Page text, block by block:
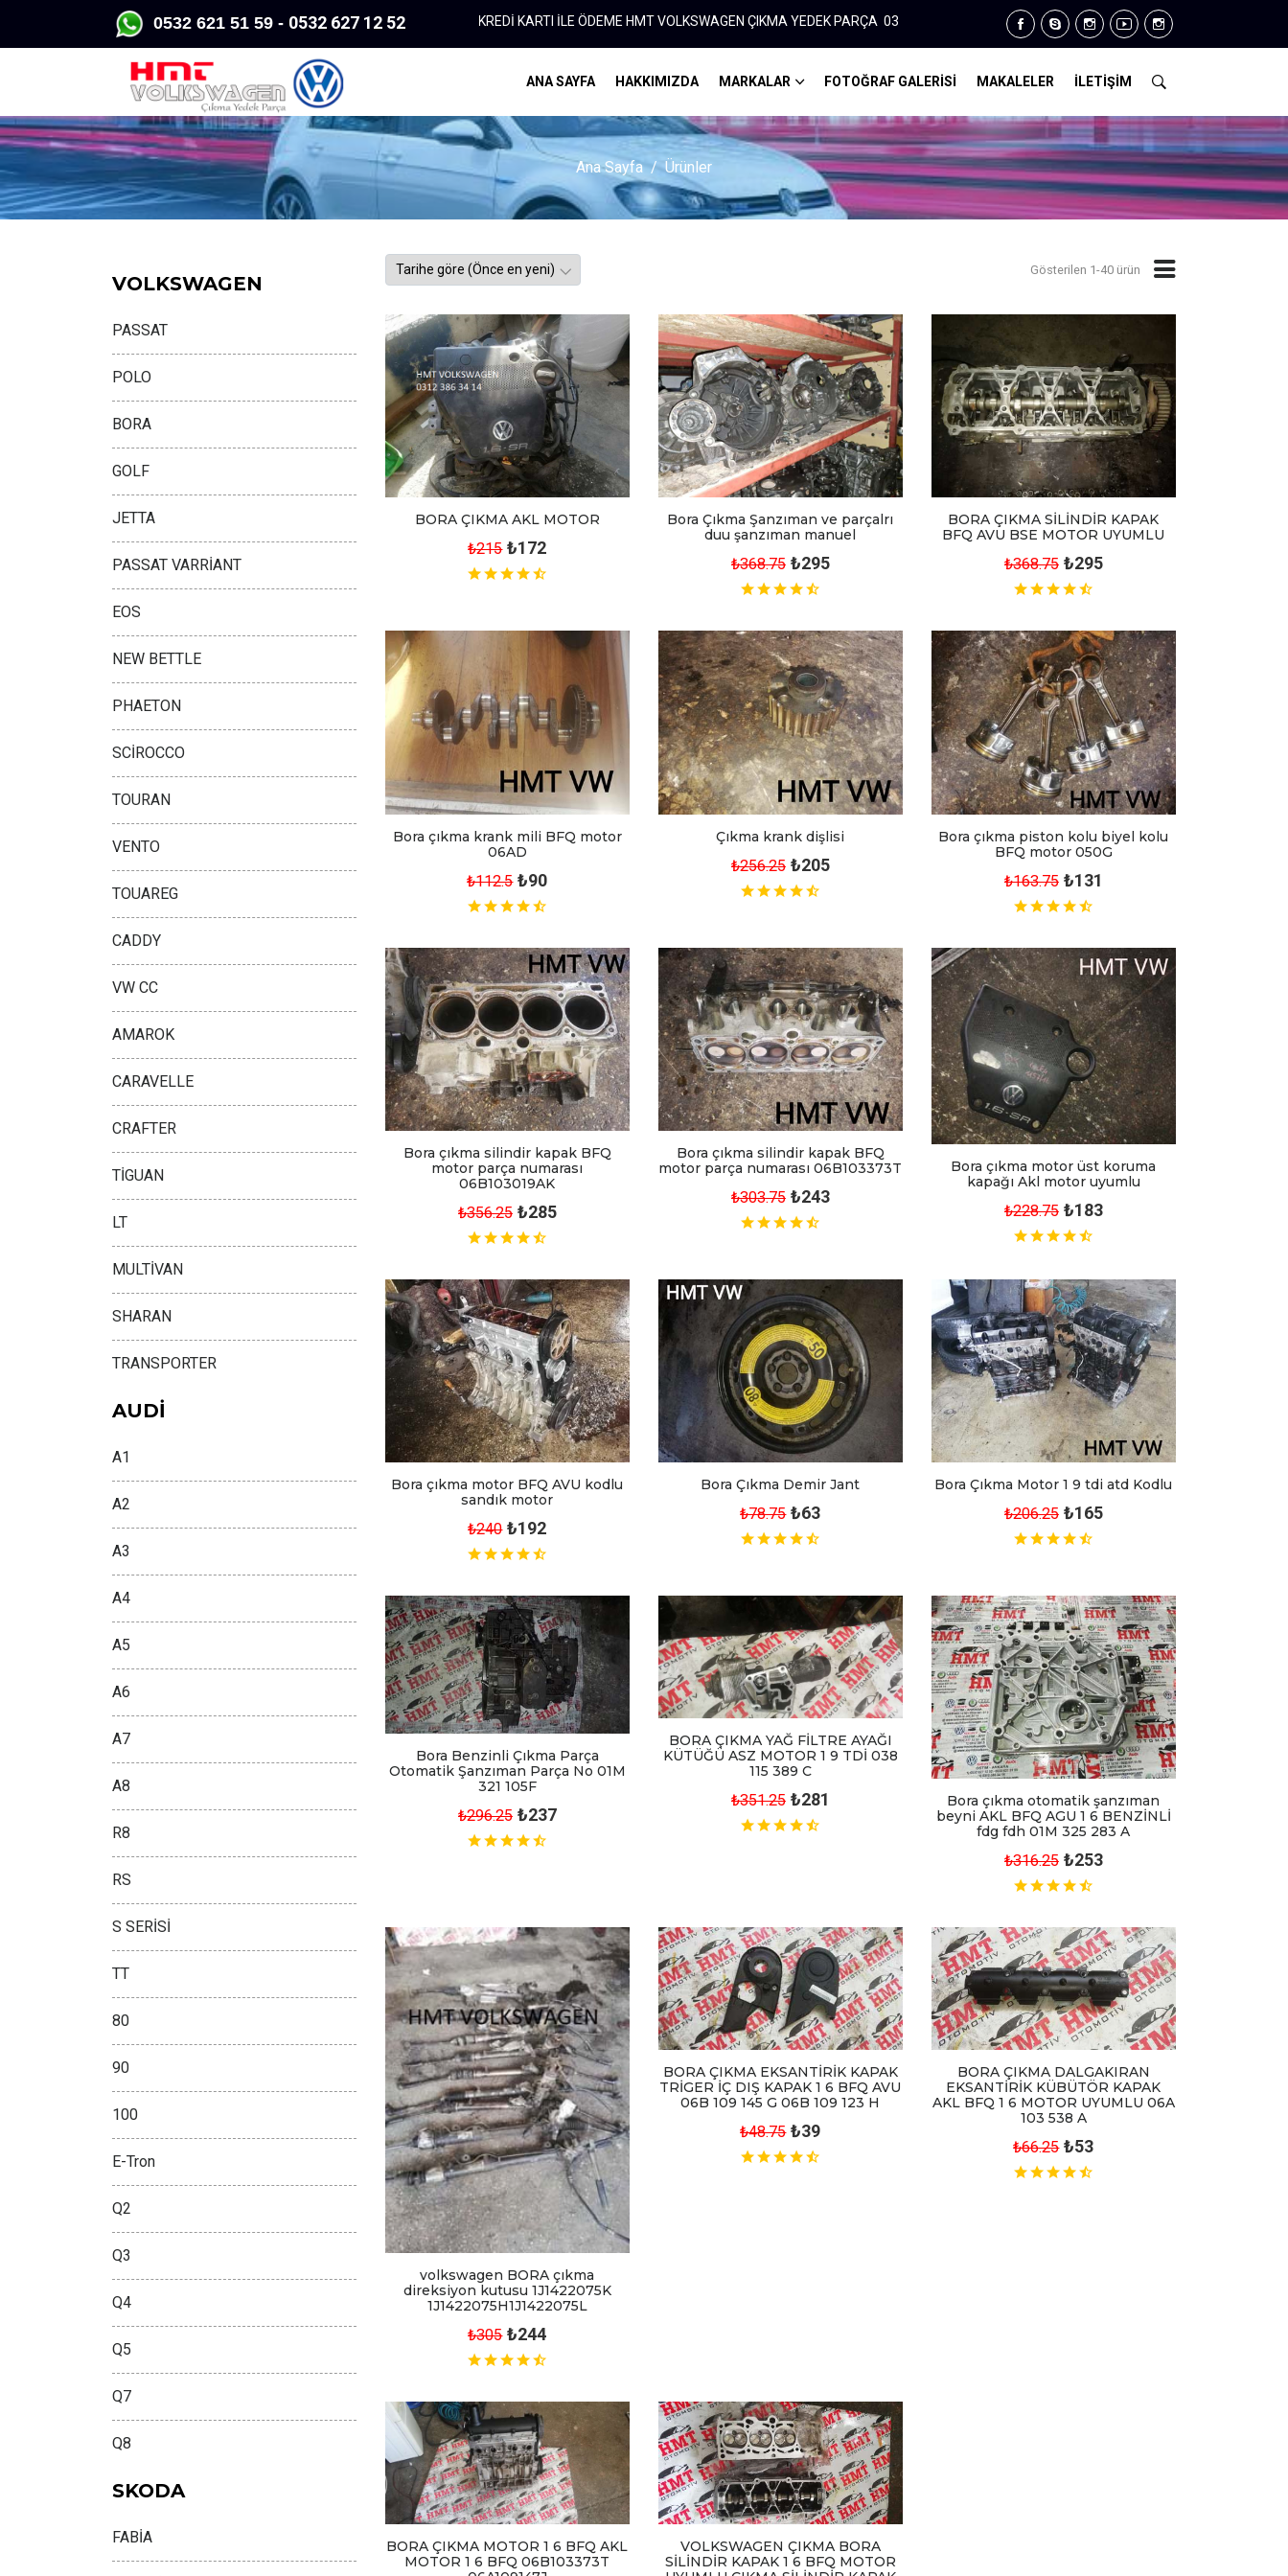
0532 621 51 59 - 0532 627 12 52KREDİ KARTI İLE ÖDEME HMT VOLKSWAGEN ÇIKMA YEDEK PARÇA 0312 386 34 14
ANA SAYFA HAKKIMIZDA MARKALAR FOTOĞRAF GALERİSİ MAKALELER İLETİŞİM
Ana Sayfa Ürünler
Gösterilen 1-40 ürün
BORA ÇIKMA AKL MOTOR
₺215 ₺172
Bora Çıkma Şanzıman ve parçalrı
duu şanzıman manuel
₺368.75 ₺295
BORA ÇIKMA SİLİNDİR KAPAK
BFQ AVU BSE MOTOR UYUMLU
₺368.75 ₺295
Bora çıkma krank mili BFQ motor
06AD
₺112.5 ₺90
Çıkma krank dişlisi
₺256.25 ₺205
Bora çıkma piston kolu biyel kolu
BFQ motor 050G
₺163.75 ₺131
Bora çıkma silindir kapak BFQ
motor parça numarası
06B103019AK
₺356.25 ₺285
Bora çıkma silindir kapak BFQ
motor parça numarası 06B103373T
₺303.75 ₺243
Bora çıkma motor üst koruma
kapağı Akl motor uyumlu
₺228.75 ₺183
Bora çıkma motor BFQ AVU kodlu
sandık motor
₺240 ₺192
Bora Çıkma Demir Jant
₺78.75 ₺63
Bora Çıkma Motor 1 9 tdi atd Kodlu
₺206.25 ₺165
Bora Benzinli Çıkma Parça
Otomatik Şanzıman Parça No 01M
321 105F
₺296.25 ₺237
BORA ÇIKMA YAĞ FİLTRE AYAĞI
KÜTÜĞÜ ASZ MOTOR 1 9 TDİ 038
115 389 C
₺351.25 ₺281
Bora çıkma otomatik şanzıman
beyni AKL BFQ AGU 1 6 BENZİNLİ
fdg fdh 01M 325 283 A
₺316.25 ₺253
volkswagen BORA çıkma
direksiyon kutusu 1J1422075K
1J1422075H1J1422075L
₺305 ₺244
BORA ÇIKMA EKSANTİRİK KAPAK
TRİGER İÇ DIŞ KAPAK 1 6 BFQ AVU
06B 109 145 G 06B 109 123 H
₺48.75 ₺39
BORA ÇIKMA DALGAKIRAN
EKSANTİRİK KÜBÜTÖR KAPAK
AKL BFQ 1 6 MOTOR UYUMLU 06A
103 538 A
₺66.25 ₺53
BORA ÇIKMA MOTOR 1 6 BFQ AKL
MOTOR 1 6 BFQ 06B103373T
VOLKSWAGEN ÇIKMA BORA
SİLİNDİR KAPAK 1 6 BFQ MOTOR
VOLKSWAGEN
PASSAT
POLO
BORA
GOLF
JETTA
PASSAT VARRİANT
EOS
NEW BETTLE
PHAETON
SCİROCCO
TOURAN
VENTO
TOUAREG
CADDY
VW CC
AMAROK
CARAVELLE
CRAFTER
TİGUAN
LT
MULTİVAN
SHARAN
TRANSPORTER
AUDİ
A1
A2
A3
A4
A5
A6
A7
A8
R8
RS
S SERİSİ
TT
80
90
100
E-Tron
Q2
Q3
Q4
Q5
Q7
Q8
SKODA
FABİA